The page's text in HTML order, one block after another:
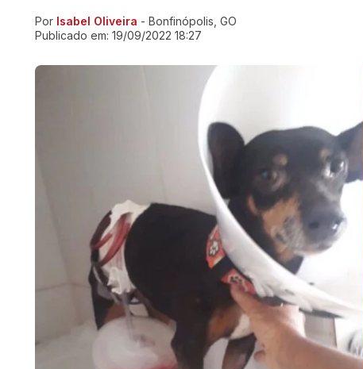
Ir direto pra matéria
Por Isabel Oliveira - Bonfinópolis, GO
Publicado em: 19/09/2022 18:27